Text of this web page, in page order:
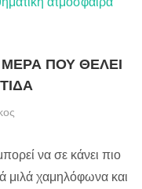
ΠΟΥ ΘΕΛΕΙ
να σε κάνει πιο
μιλά χαμηλόφωνα και